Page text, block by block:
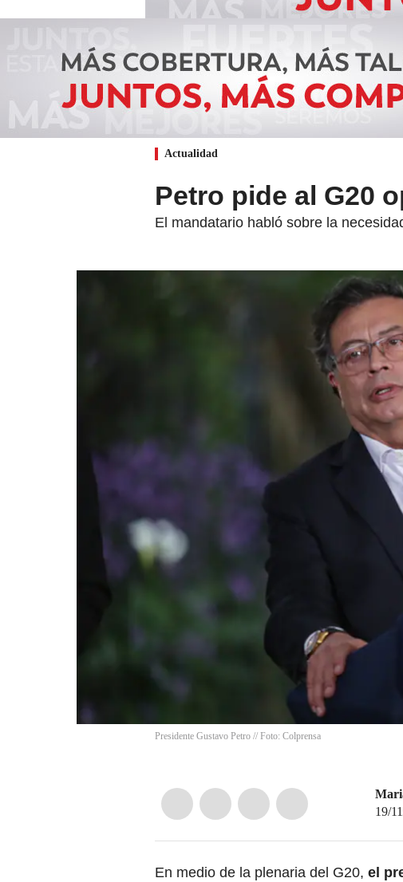
Actualidad
Petro pide al G20
El mandatario habló sobre la
Presidente Gustavo Petro // Foto: Colprensa
19/
En medio de la plenaria del G20, el